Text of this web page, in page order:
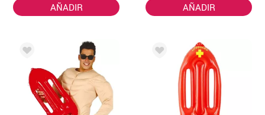
AÑADIR AÑADIR